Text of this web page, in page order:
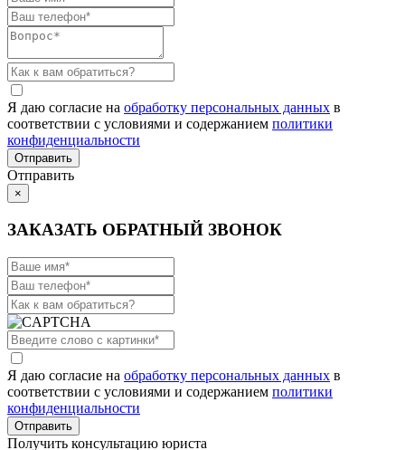
Я даю согласие на обработку персональных данных в
соответствии с условиями и содержанием политики
конфиденциальности
Отправить
×
ЗАКАЗАТЬ ОБРАТНЫЙ ЗВОНОК
Я даю согласие на обработку персональных данных в
соответствии с условиями и содержанием политики
конфиденциальности
Получить консультацию юриста